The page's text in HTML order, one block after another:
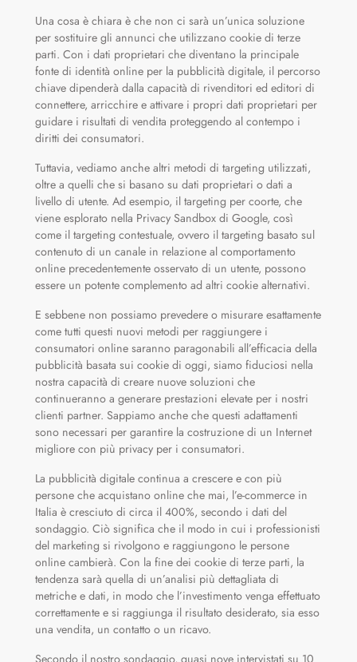
Una cosa è chiara è che non ci sarà un’unica soluzione
per sostituire gli annunci che utilizzano cookie di terze
parti. Con i dati proprietari che diventano la principale
fonte di identità online per la pubblicità digitale, il percorso
chiave dipenderà dalla capacità di rivenditori ed editori di
connettere, arricchire e attivare i propri dati proprietari per
guidare i risultati di vendita proteggendo al contempo i
diritti dei consumatori.
Tuttavia, vediamo anche altri metodi di targeting utilizzati,
oltre a quelli che si basano su dati proprietari o dati a
livello di utente. Ad esempio, il targeting per coorte, che
viene esplorato nella Privacy Sandbox di Google, così
come il targeting contestuale, ovvero il targeting basato sul
contenuto di un canale in relazione al comportamento
online precedentemente osservato di un utente, possono
essere un potente complemento ad altri cookie alternativi.
E sebbene non possiamo prevedere o misurare esattamente
come tutti questi nuovi metodi per raggiungere i
consumatori online saranno paragonabili all’efficacia della
pubblicità basata sui cookie di oggi, siamo fiduciosi nella
nostra capacità di creare nuove soluzioni che
continueranno a generare prestazioni elevate per i nostri
clienti partner. Sappiamo anche che questi adattamenti
sono necessari per garantire la costruzione di un Internet
migliore con più privacy per i consumatori.
La pubblicità digitale continua a crescere e con più
persone che acquistano online che mai, l’e-commerce in
Italia è cresciuto di circa il 400%, secondo i dati del
sondaggio. Ciò significa che il modo in cui i professionisti
del marketing si rivolgono e raggiungono le persone
online cambierà. Con la fine dei cookie di terze parti, la
tendenza sarà quella di un’analisi più dettagliata di
metriche e dati, in modo che l’investimento venga effettuato
correttamente e si raggiunga il risultato desiderato, sia esso
una vendita, un contatto o un ricavo.
Secondo il nostro sondaggio, quasi nove intervistati su 10